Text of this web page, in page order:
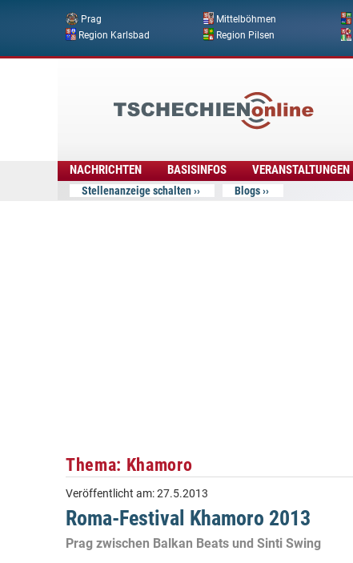
Prag Mittelböhmen
Region Karlsbad
Region Pilsen
Online
NACHRICHTEN BASISINFOS VERANSTALTUNGEN
Stellenanzeige schalten Blogs
Thema: Khamoro
Veröffentlicht am:27.5.2013
Roma-Festival Khamoro 2013
Prag zwischen Balkan Beats und Sinti Swing